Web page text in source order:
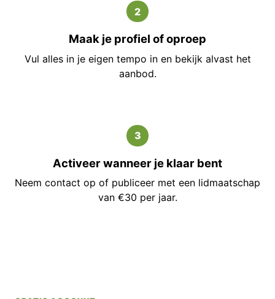
2
Maak je profiel of oproep
Vul alles in je eigen tempo in en bekijk alvast het
aanbod.
3
Activeer wanneer je klaar bent
Neem contact op of publiceer met een lidmaatschap
van €30 per jaar.